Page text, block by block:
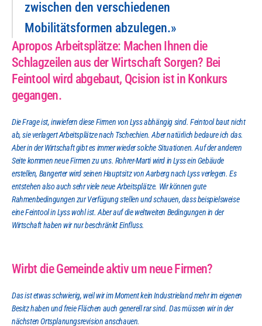
zwischen den verschiedenen
Mobilitätsformen abzulegen.»
Apropos Arbeitsplätze: Machen Ihnen die
Schlagzeilen aus der Wirtschaft Sorgen? Bei
Feintool wird abgebaut, Qcision ist in Konkurs
gegangen.
Die Frage ist, inwiefern diese Firmen von Lyss abhängig sind. Feintool baut nicht
ab, sie verlagert Arbeitsplätze nach Tschechien. Aber natürlich bedaure ich das.
Aber in der Wirtschaft gibt es immer wieder solche Situationen. Auf der anderen
Seite kommen neue Firmen zu uns. Rohrer-Marti wird in Lyss ein Gebäude
erstellen, Bangerter wird seinen Hauptsitz von Aarberg nach Lyss verlegen. Es
entstehen also auch sehr viele neue Arbeitsplätze. Wir können gute
Rahmenbedingungen zur Verfügung stellen und schauen, dass beispielsweise
eine Feintool in Lyss wohl ist. Aber auf die weltweiten Bedingungen in der
Wirtschaft haben wir nur beschränkt Einfluss.
Wirbt die Gemeinde aktiv um neue Firmen?
Das ist etwas schwierig, weil wir im Moment kein Industrieland mehr im eigenen
Besitz haben und freie Flächen auch generell rar sind. Das müssen wir in der
nächsten Ortsplanungsrevision anschauen.